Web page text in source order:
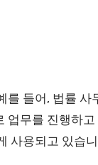
들어, 법률
무를 진행하
사용되고 있습